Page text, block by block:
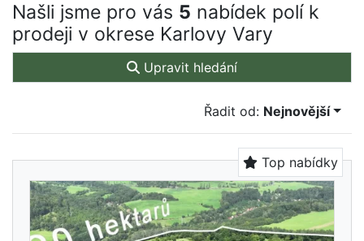
Našli jsme pro vás 5 nabídek polí k
prodeji v okrese Karlovy Vary
Upravit hledání
Řadit od: Nejnovější
Top nabídky